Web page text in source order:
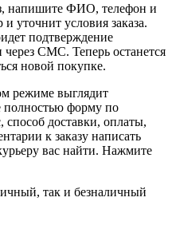
напишите ФИО, телефон и
уточнит условия заказа.
подтверждение
СМС. Теперь останется
новой покупке.
режиме выглядит
полностью форму по
способ доставки, оплаты,
к заказу написать
вас найти. Нажмите
так и безналичный